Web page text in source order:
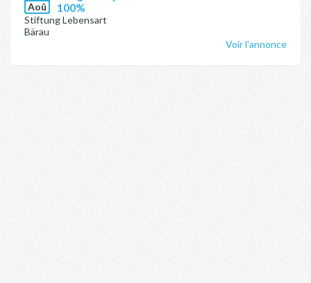
Aoû
100%
Stiftung Lebensart
Bärau
Voir l'annonce